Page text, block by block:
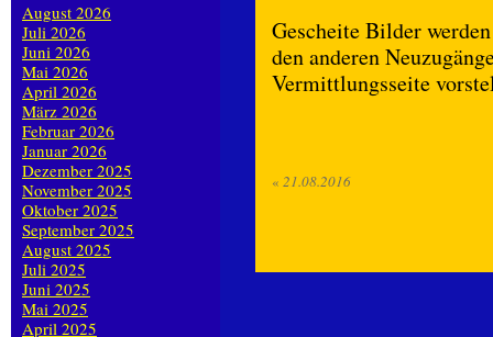
Gescheite Bilder
den anderen
Vermittlungsseite
« 21.08.2016
August 2026
Juli 2026
Juni 2026
Mai 2026
April 2026
März 2026
Februar 2026
Januar 2026
Dezember 2025
November 2025
Oktober 2025
September 2025
August 2025
Juli 2025
Juni 2025
Mai 2025
April 2025